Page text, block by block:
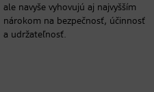
ale navyše vyhovujú aj najvyšším
nárokom na bezpečnosť, účinnosť
a udržateľnosť.